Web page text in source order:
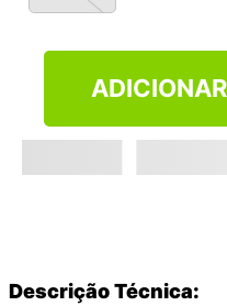
Descrição Técnica: